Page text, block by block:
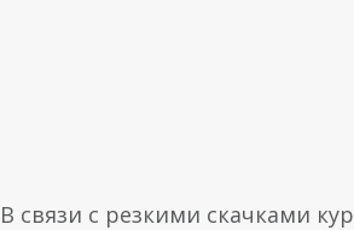
В связи с резкими скачками